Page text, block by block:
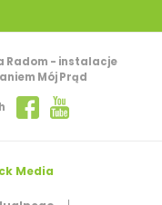
Radom - instalacje
Mój Prąd
Media